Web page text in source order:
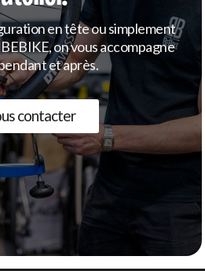
en tête ou simplement
on vous accompagne
et après.
contacter